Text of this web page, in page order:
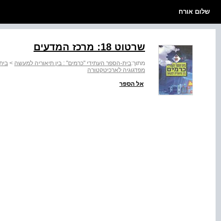
שלום אורח
שרטוט ‭:18‬ מרכז המדעים
מתוך:בית-הספר העתידי "כרמים" : בין תיאוריה למעשה >
מפדגוגיה לארכיטקטורה
אל הספר